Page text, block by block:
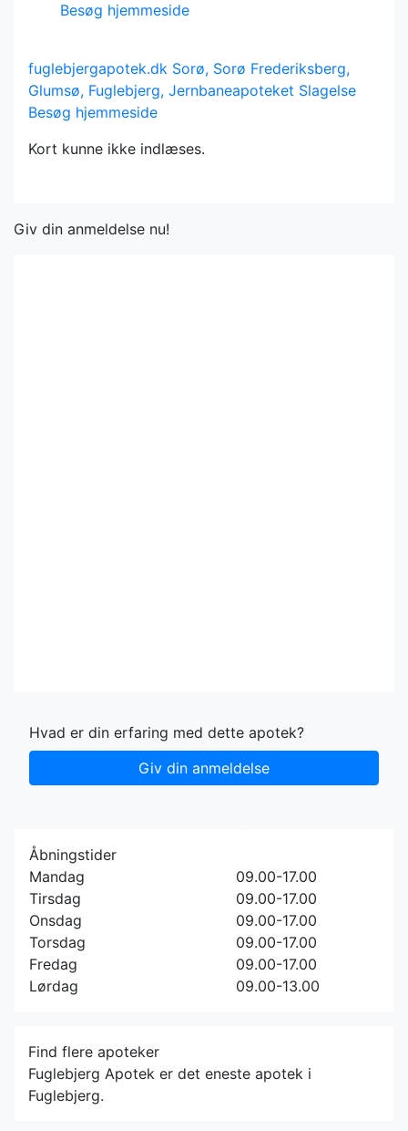
Besøg hjemmeside
fuglebjergapotek.dk Sorø, Sorø Frederiksberg,
Glumsø, Fuglebjerg, Jernbaneapoteket Slagelse
Besøg hjemmeside
Kort kunne ikke indlæses.
Giv din anmeldelse nu!
Hvad er din erfaring med dette apotek?
Giv din anmeldelse
Åbningstider
Mandag
09.00-17.00
Tirsdag
09.00-17.00
Onsdag
09.00-17.00
Torsdag
09.00-17.00
Fredag
09.00-17.00
Lørdag
09.00-13.00
Find flere apoteker
Fuglebjerg Apotek er det eneste apotek i
Fuglebjerg.